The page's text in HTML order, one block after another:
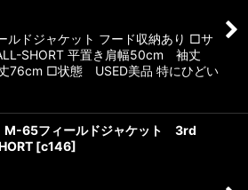
ルドジャケット フード収納あり □サ
SHORT 平置き肩幅50cm 袖丈
76cm □状態 USED美品 特にひどい
65フィールドジャケット 3rd
[c146]